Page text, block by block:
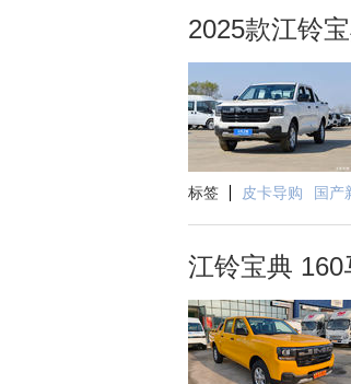
2025款江铃
标签 皮卡导购 国产
江铃宝典